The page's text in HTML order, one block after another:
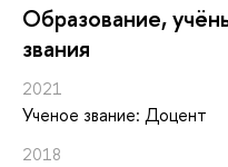
Oбразование,
звания
2021
Ученое звание: Доцент
2018